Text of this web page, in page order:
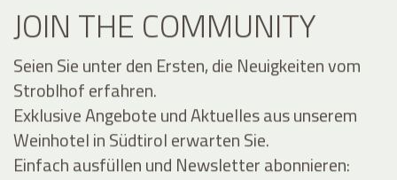
JOIN THE COMMUNITY
Seien Sie unter den Ersten, die Neuigkeiten vom
Stroblhof erfahren.
Exklusive Angebote und Aktuelles aus unserem
Weinhotel in Südtirol erwarten Sie.
Einfach ausfüllen und Newsletter abonnieren: